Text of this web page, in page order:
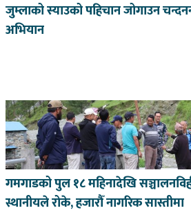
जुम्लाको स्याउको पहिचान जोगाउन
अभियान
गमगाडको पुल १८ महिनादेखि
स्थानीयले रोके, हजारौँ नागरिक सास्तीमा